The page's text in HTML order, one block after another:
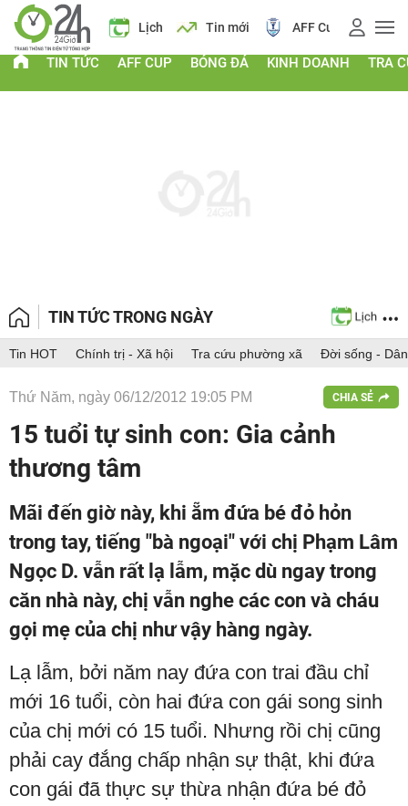
Lịch Tin mới AFF Cup Giá vàng
TIN TỨC AFF CUP BÓNG ĐÁ KINH DOANH TRA
TIN TỨC TRONG NGÀY
Tin HOT Chính trị - Xã hội Tra cứu phường xã Đời sống -
Thứ Năm, ngày 06/12/2012 19:05 PM CHIA SẺ
15 tuổi tự sinh con: Gia cảnh
thương tâm
Mãi đến giờ này, khi ẵm đứa bé đỏ hỏn
trong tay, tiếng "bà ngoại" với chị Phạm Lâm
Ngọc D. vẫn rất lạ lẫm, mặc dù ngay trong
căn nhà này, chị vẫn nghe các con và cháu
gọi mẹ của chị như vậy hàng ngày.
Lạ lẫm, bởi năm nay đứa con trai đầu chỉ
mới 16 tuổi, còn hai đứa con gái song sinh
của chị mới có 15 tuổi. Nhưng rồi chị cũng
phải cay đắng chấp nhận sự thật, khi đứa
con gái đã thực sự thừa nhận đứa bé đỏ